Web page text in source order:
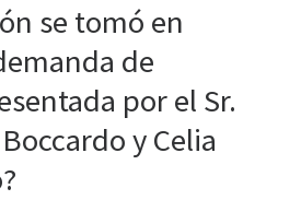
se tomó en
de
por el Sr.
y Celia